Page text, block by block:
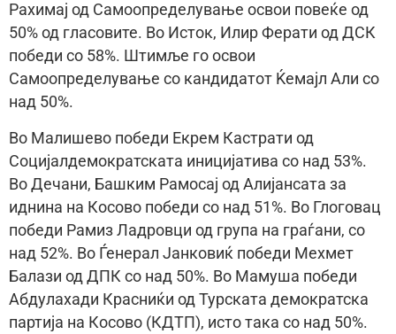
Рахимај од Самоопределување освои повеќе од
50% од гласовите. Во Исток, Илир Ферати од ДСК
победи со 58%. Штимље го освои
Самоопределување со кандидатот Ќемајл Али со
над 50%.
Во Малишево победи Екрем Кастрати од
Социјалдемократската иницијатива со над 53%.
Во Дечани, Башким Рамосај од Алијансата за
иднина на Косово победи со над 51%. Во Глоговац
победи Рамиз Ладровци од група на граѓани, со
над 52%. Во Ѓенерал Јанковиќ победи Мехмет
Балази од ДПК со над 50%. Во Мамуша победи
Абдулахади Красниќи од Турската демократска
партија на Косово (КДТП), исто така со над 50%.